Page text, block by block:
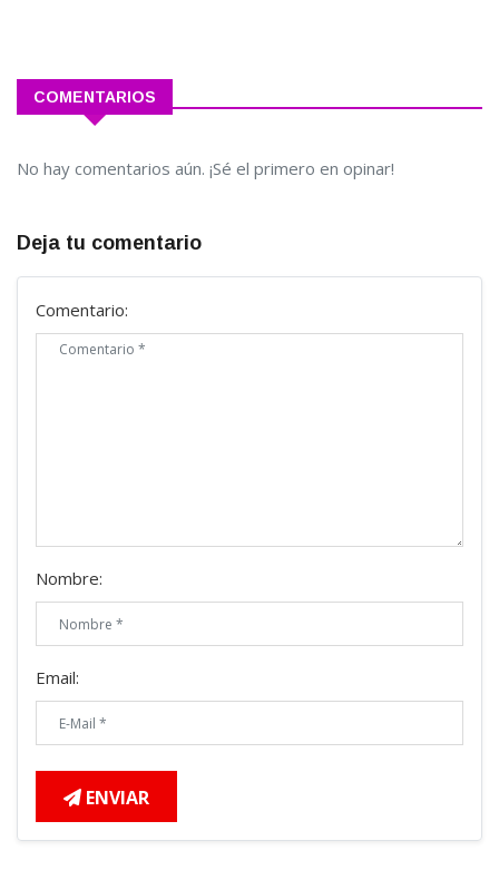
COMENTARIOS
No hay comentarios aún. ¡Sé el primero en opinar!
Deja tu comentario
Comentario:
Nombre:
Email:
ENVIAR